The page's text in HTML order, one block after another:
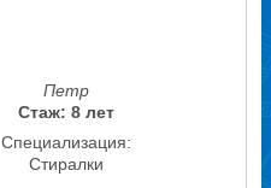
Петр
Стаж: 8 лет
Специализация:
Стиралки